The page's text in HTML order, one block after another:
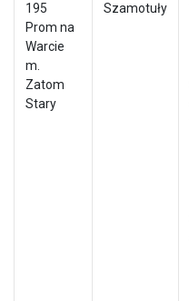
195
Prom na
Warcie
m.
Zatom
Stary
Szamotuły